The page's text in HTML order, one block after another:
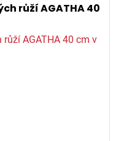
růží AGATHA 40